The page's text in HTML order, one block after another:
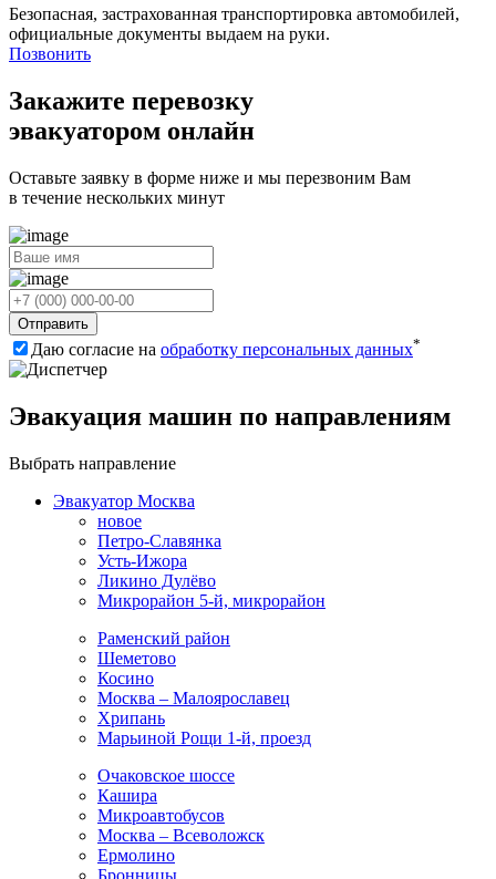
Безопасная, застрахованная транспортировка автомобилей,
официальные документы выдаем на руки.
Позвонить
Закажите перевозку
эвакуатором онлайн
Оставьте заявку в форме ниже и мы перезвоним Вам
в течение нескольких минут
Отправить
Даю согласие на обработку персональных данных*
Эвакуация машин по направлениям
Выбрать направление
Эвакуатор Москва
новое
Петро-Славянка
Усть-Ижора
Ликино Дулёво
Микрорайон 5-й, микрорайон
Раменский район
Шеметово
Косино
Москва – Малоярославец
Хрипань
Марьиной Рощи 1-й, проезд
Очаковское шоссе
Кашира
Микроавтобусов
Москва – Всеволожск
Ермолино
Бронницы